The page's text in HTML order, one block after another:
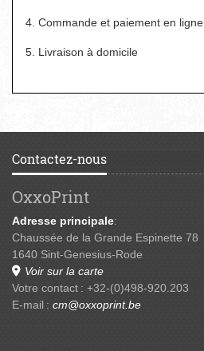
4. Commande et paiement en ligne
5. Livraison à domicile
Contactez-nous
OxxoPrint
Adresse principale:
Chaussée de la Grande Espinette 78
1640 Sint-Genesius-Rode
Voir sur la carte
Votre contact : +32-(0)498-920.203
E-mail : cm@oxxoprint.be